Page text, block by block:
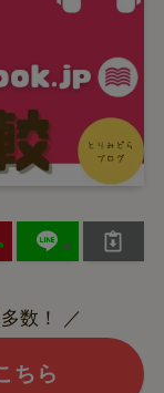
数！ ／
ちら